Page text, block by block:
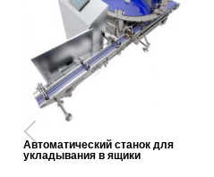
Автоматический станок для
укладывания в ящики